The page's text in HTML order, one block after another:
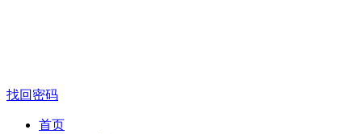
找回密码
首页